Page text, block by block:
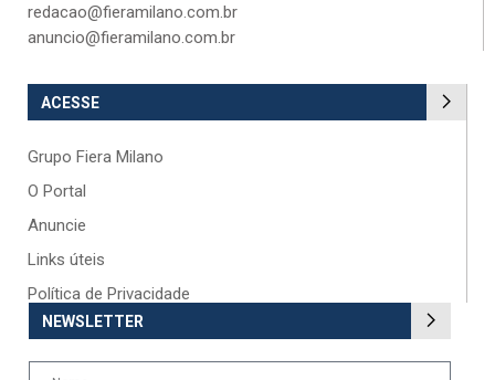
redacao@fieramilano.com.br
anuncio@fieramilano.com.br
ACESSE
Grupo Fiera Milano
O Portal
Anuncie
Links úteis
Política de Privacidade
NEWSLETTER